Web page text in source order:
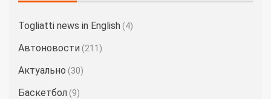
Togliatti news in English (4)
Автоновости (211)
Актуально (30)
Баскетбол (9)